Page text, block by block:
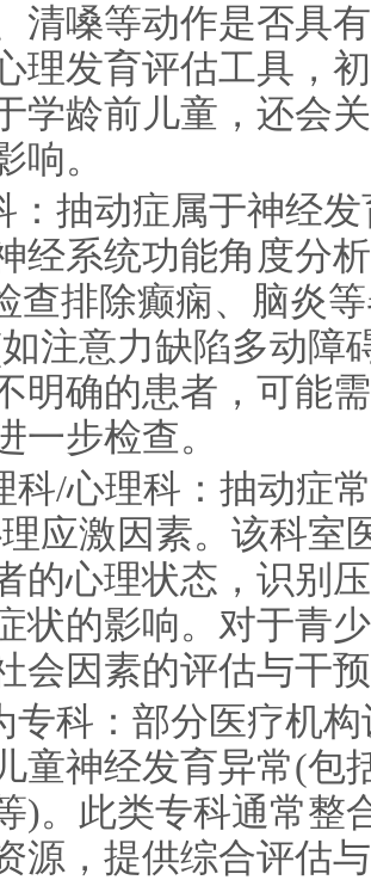
清嗓等动作是否具
理发育评估工具，
学龄前儿童，还会
响。
：抽动症属于神经
经系统功能角度分
查排除癫痫、脑炎
注意力缺陷多动障
明确的患者，可能
一步检查。
科/心理科：抽动症
应激因素。该科室
的心理状态，识别
状的影响。对于青
会因素的评估与干
专科：部分医疗机
童神经发育异常(包
)。此类专科通常整
源，提供综合评估